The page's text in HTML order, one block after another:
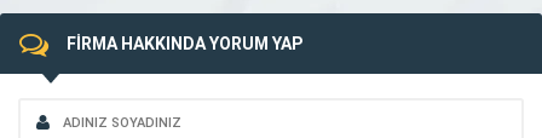
FİRMA HAKKINDA YORUM YAP